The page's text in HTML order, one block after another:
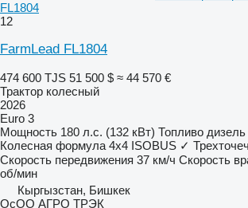
FL1804
12
FarmLead FL1804
474 600 TJS 51 500 $ ≈ 44 570 €
Трактор колесный
2026
Euro 3
Мощность 180 л.с. (132 кВт) Топливо дизель
Колесная формула 4x4 ISOBUS ✓
Скорость передвижения 37 км/ч Скорость
об/мин
Кыргызстан, Бишкек
ОсОО АГРО ТРЭК